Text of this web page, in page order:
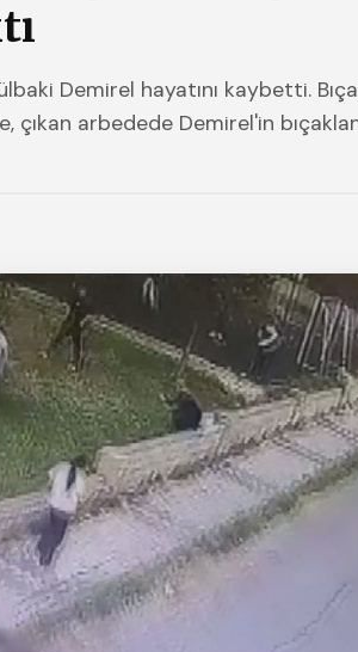
Demirel hayatını kaybetti.
arbedede Demirel'in